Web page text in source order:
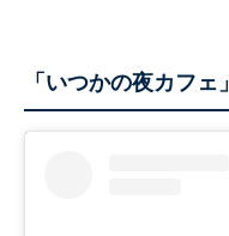
「いつかの夜カフェ」